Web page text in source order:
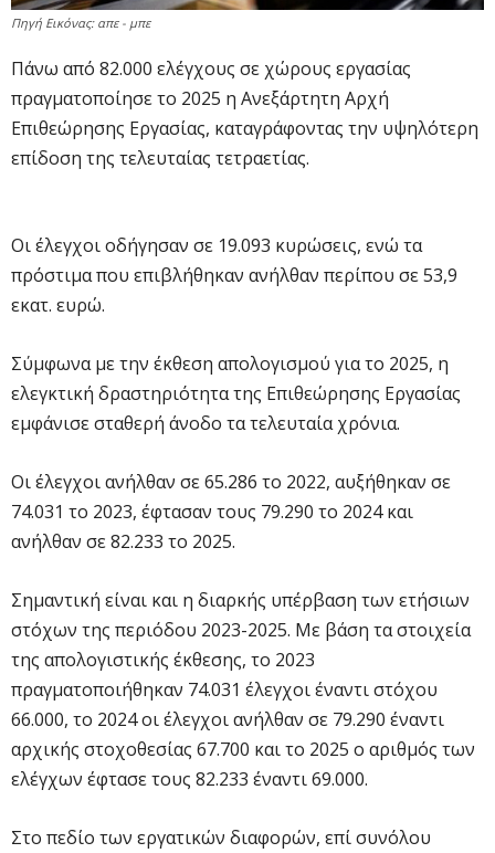
Πηγή Εικόνας: απε - μπε
Πάνω από 82.000 ελέγχους σε χώρους εργασίας
πραγματοποίησε το 2025 η Ανεξάρτητη Αρχή
Επιθεώρησης Εργασίας, καταγράφοντας την υψηλότερη
επίδοση της τελευταίας τετραετίας.
Οι έλεγχοι οδήγησαν σε 19.093 κυρώσεις, ενώ τα
πρόστιμα που επιβλήθηκαν ανήλθαν περίπου σε 53,9
εκατ. ευρώ.
Σύμφωνα με την έκθεση απολογισμού για το 2025, η
ελεγκτική δραστηριότητα της Επιθεώρησης Εργασίας
εμφάνισε σταθερή άνοδο τα τελευταία χρόνια.
Οι έλεγχοι ανήλθαν σε 65.286 το 2022, αυξήθηκαν σε
74.031 το 2023, έφτασαν τους 79.290 το 2024 και
ανήλθαν σε 82.233 το 2025.
Σημαντική είναι και η διαρκής υπέρβαση των ετήσιων
στόχων της περιόδου 2023-2025. Με βάση τα στοιχεία
της απολογιστικής έκθεσης, το 2023
πραγματοποιήθηκαν 74.031 έλεγχοι έναντι στόχου
66.000, το 2024 οι έλεγχοι ανήλθαν σε 79.290 έναντι
αρχικής στοχοθεσίας 67.700 και το 2025 ο αριθμός των
ελέγχων έφτασε τους 82.233 έναντι 69.000.
Στο πεδίο των εργατικών διαφορών, επί συνόλου